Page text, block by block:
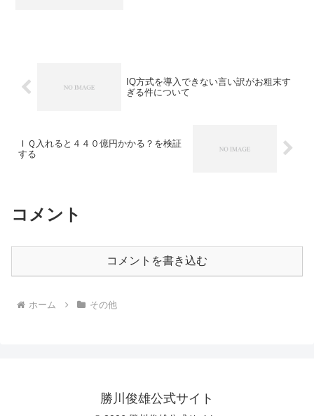
IQ方式を導入できない言い訳がお粗末す
ぎる件について
ＩＱ入れると４４０億円かかる？を検証
する
コメント
コメントを書き込む
ホーム その他
勝川俊雄公式サイト